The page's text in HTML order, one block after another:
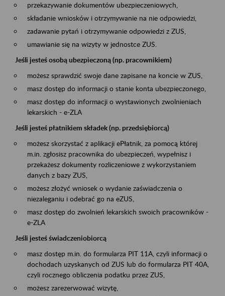
przekazywanie dokumentów ubezpieczeniowych,
składanie wniosków i otrzymywanie na nie odpowiedzi,
zadawanie pytań i otrzymywanie odpowiedzi z ZUS,
umawianie się na wizyty w jednostce ZUS.
Jeśli jesteś osobą ubezpieczoną (np. pracownikiem)
możesz sprawdzić swoje dane zapisane na koncie w ZUS,
masz dostęp do informacji o stanie konta ubezpieczonego,
masz dostęp do informacji o wystawionych zwolnieniach
lekarskich - e-ZLA
Jeśli jesteś płatnikiem składek (np. przedsiębiorcą)
możesz skorzystać z aplikacji ePłatnik, za pomocą której
m.in. zgłosisz pracownika do ubezpieczeń, wypełnisz i
przekażesz dokumenty rozliczeniowe z wykorzystaniem
danych z bazy ZUS,
możesz złożyć wniosek o wydanie zaświadczenia o
niezaleganiu i odebrać go na eZUS,
masz dostęp do zwolnień lekarskich swoich pracowników -
e-ZLA
Jeśli jesteś świadczeniobiorcą
masz dostęp m.in. do formularza PIT 11A, czyli informacji o
dochodach uzyskanych od ZUS lub do formularza PIT 40A,
czyli rocznego obliczenia podatku przez ZUS,
możesz zarezerwować wizytę,